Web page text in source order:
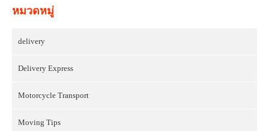
หมวดหมู่
delivery
Delivery Express
Motorcycle Transport
Moving Tips